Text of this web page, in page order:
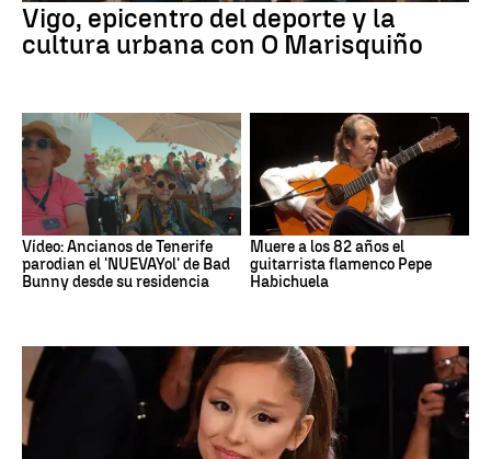
Vigo, epicentro del deporte y la
cultura urbana con O Marisquiño
Vídeo: Ancianos de Tenerife
parodian el 'NUEVAYol' de Bad
Bunny desde su residencia
Muere a los 82 años el
guitarrista flamenco Pepe
Habichuela